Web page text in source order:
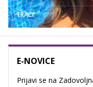
TRAČI
E-NOVICE
Prijavi se na